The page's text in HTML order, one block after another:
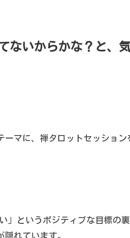
ないからかな？と、
マに、禅タロットセッション
」というポジティブな目標の
れています。